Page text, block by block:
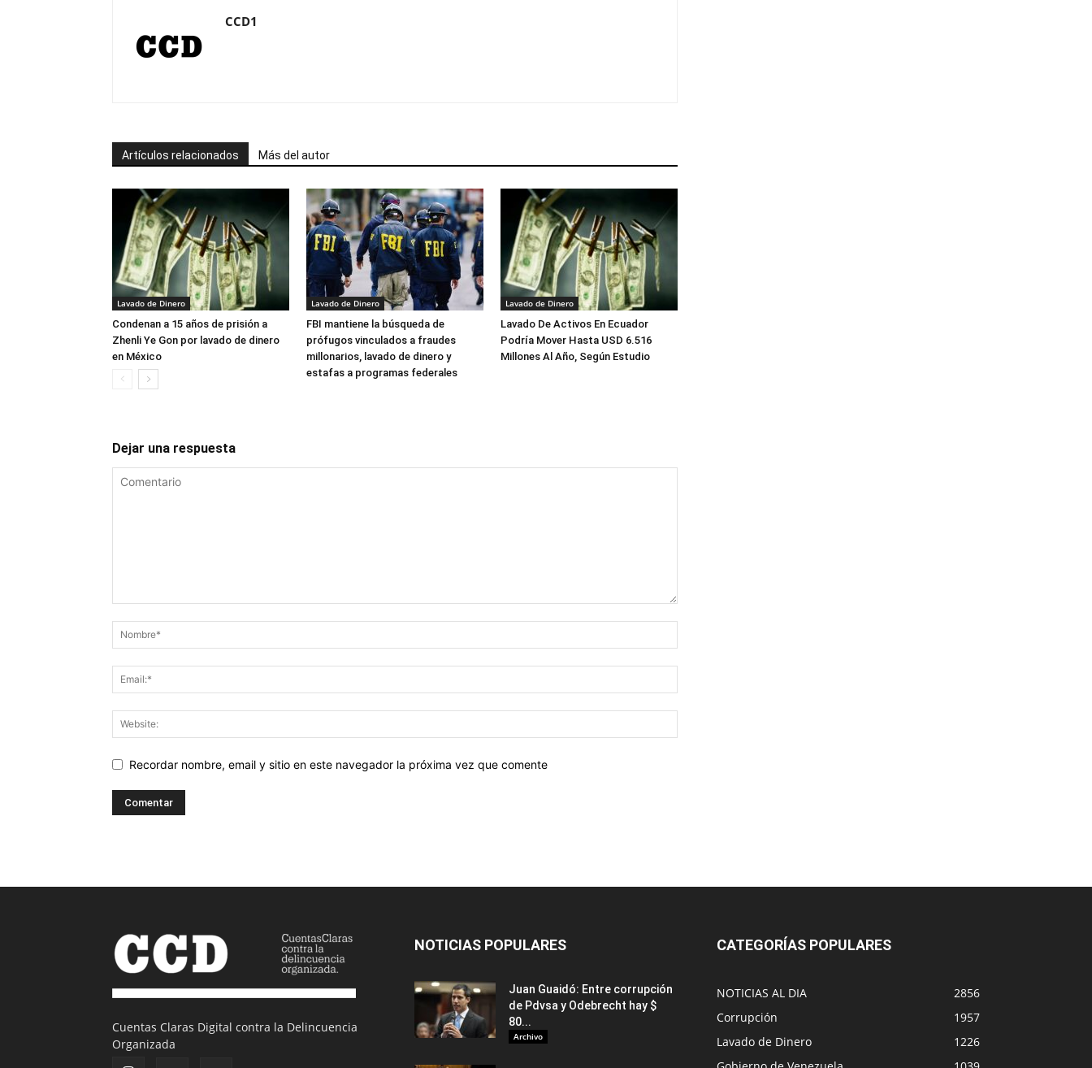
CCD1
Artículos relacionados Más del autor
Lavado de Dinero
Condenan a 15 años de prisión a
Zhenli Ye Gon por lavado de dinero
en México
Lavado de Dinero
FBI mantiene la búsqueda de
prófugos vinculados a fraudes
millonarios, lavado de dinero y
estafas a programas federales
Lavado de Dinero
Lavado De Activos En Ecuador
Podría Mover Hasta USD 6.516
Millones Al Año, Según Estudio
Dejar una respuesta
Recordar nombre, email y sitio en este navegador la próxima vez que comente
Cuentas Claras Digital contra la Delincuencia
Organizada
NOTICIAS POPULARES
Juan Guaidó: Entre corrupción
de Pdvsa y Odebrecht hay $
80...
Archivo
CATEGORÍAS POPULARES
NOTICIAS AL DIA
2856
Corrupción
1957
Lavado de Dinero
1226